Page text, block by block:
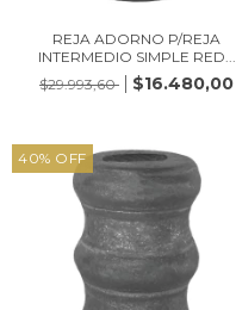
REJA ADORNO P/REJA
INTERMEDIO SIMPLE RED...
$29.993,60
$16.480,00
40% OFF